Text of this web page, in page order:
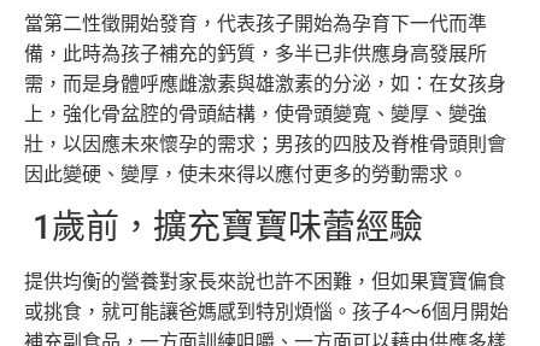
當第二性徵開始發育，代表孩子開始為孕育下一代而準
備，此時為孩子補充的鈣質，多半已非供應身高發展所
需，而是身體呼應雌激素與雄激素的分泌，如：在女孩身
上，強化骨盆腔的骨頭結構，使骨頭變寬、變厚、變強
壯，以因應未來懷孕的需求；男孩的四肢及脊椎骨頭則會
因此變硬、變厚，使未來得以應付更多的勞動需求。
1歲前，擴充寶寶味蕾經驗
提供均衡的營養對家長來說也許不困難，但如果寶寶偏食
或挑食，就可能讓爸媽感到特別煩惱。孩子4～6個月開始